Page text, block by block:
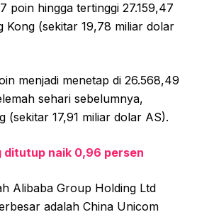
poin hingga tertinggi 27.159,47
Kong (sekitar 19,78 miliar dolar
menjadi menetap di 26.568,49
sehari sebelumnya,
(sekitar 17,91 miliar dolar AS).
ditutup naik 0,96 persen
Alibaba Group Holding Ltd
adalah China Unicom